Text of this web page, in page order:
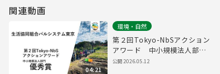
関連動画
04:21
環境・自然
第２回Tokyo-NbSアクション
アワード 中小規模法人部
門 優秀賞取組紹介（生活協
公開2026.05.12